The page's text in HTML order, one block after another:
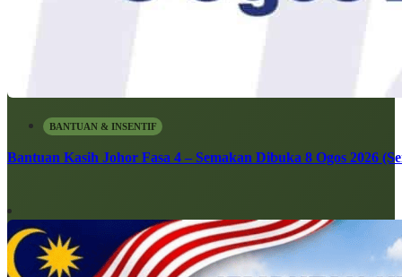
BANTUAN & INSENTIF
Bantuan Kasih Johor Fasa 4 – Semakan Dibuka 8 Ogos 2026